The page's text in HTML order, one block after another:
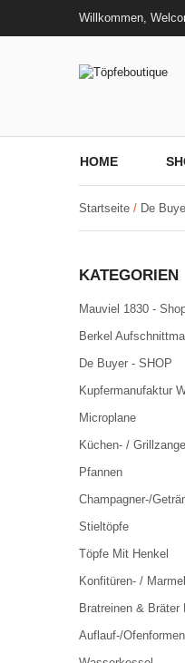
Willkommen,
HOME
Startseite / De
KATEGORIEN
Mauviel 1830 -
Berkel
De Buyer - SHOP
Kupfermanufaktur
Microplane
Küchen- /
Pfannen
Champagner-/
Stieltöpfe
Töpfe Mit Henkel
Konfitüren- /
Bratreinen &
Auflauf-/Ofenformen